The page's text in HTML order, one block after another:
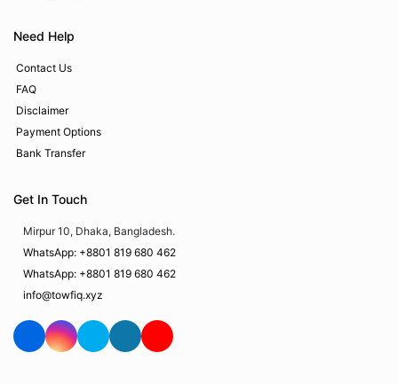
Need Help
Contact Us
FAQ
Disclaimer
Payment Options
Bank Transfer
Get In Touch
Mirpur 10, Dhaka, Bangladesh.
WhatsApp: +8801 819 680 462
WhatsApp: +8801 819 680 462
info@towfiq.xyz